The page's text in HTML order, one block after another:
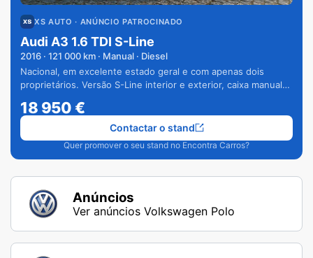
XS AUTO · ANÚNCIO PATROCINADO
Audi A3 1.6 TDI S-Line
2016 · 121 000 km · Manual · Diesel
Nacional, em excelente estado geral e com apenas dois
proprietários. Versão S-Line interior e exterior, caixa manual
18 950€
Quer promover o seu stand no Encontra Carros?
Contactar o stand
Anúncios
Ver anúncios Volkswagen Polo